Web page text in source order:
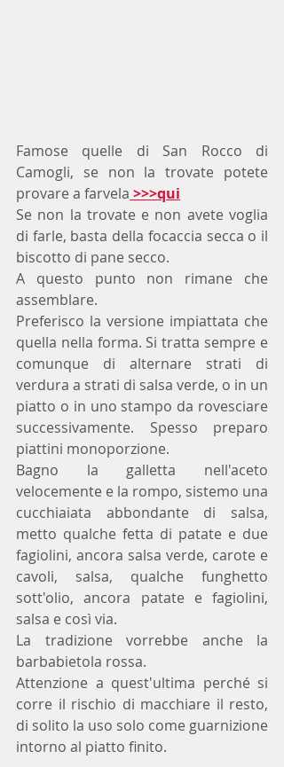
Famose quelle di San Rocco di
Camogli, se non la trovate potete
provare a farvela >>>qui
Se non la trovate e non avete voglia
di farle, basta della focaccia secca o il
biscotto di pane secco.
A questo punto non rimane che
assemblare.
Preferisco la versione impiattata che
quella nella forma. Si tratta sempre e
comunque di alternare strati di
verdura a strati di salsa verde, o in un
piatto o in uno stampo da rovesciare
successivamente. Spesso preparo
piattini monoporzione.
Bagno la galletta nell'aceto
velocemente e la rompo, sistemo una
cucchiaiata abbondante di salsa,
metto qualche fetta di patate e due
fagiolini, ancora salsa verde, carote e
cavoli, salsa, qualche funghetto
sott'olio, ancora patate e fagiolini,
salsa e così via.
La tradizione vorrebbe anche la
barbabietola rossa.
Attenzione a quest'ultima perché si
corre il rischio di macchiare il resto,
di solito la uso solo come guarnizione
intorno al piatto finito.